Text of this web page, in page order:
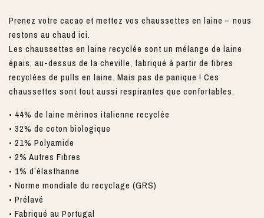
Prenez votre cacao et mettez vos chaussettes en laine – nous
restons au chaud ici.
Les chaussettes en laine recyclée sont un mélange de laine
épais, au-dessus de la cheville, fabriqué à partir de fibres
recyclées de pulls en laine. Mais pas de panique ! Ces
chaussettes sont tout aussi respirantes que confortables.
• 44% de laine mérinos italienne recyclée
• 32% de coton biologique
• 21% Polyamide
• 2% Autres Fibres
• 1% d’élasthanne
• Norme mondiale du recyclage (GRS)
• Prélavé
• Fabriqué au Portugal